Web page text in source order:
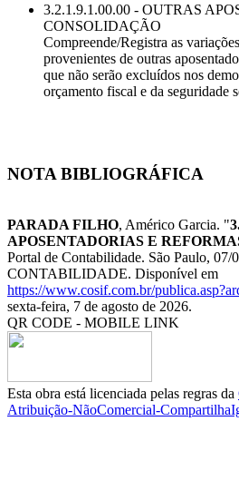
3.2.1.9.1.00.00 - OUTRAS
CONSOLIDAÇÃO
Compreende/Registra as
provenientes de outras
que não serão excluídos nos
orçamento fiscal e da seguridade
NOTA BIBLIOGRÁFICA
PARADA FILHO, Américo Garcia. "
APOSENTADORIAS E
Portal de Contabilidade. São Paulo, 07/
CONTABILIDADE. Disponível em
https://www.cosif.com.br/
sexta-feira, 7 de agosto de 2026.
QR CODE - MOBILE LINK
Esta obra está licenciada pelas regras da
Atribuição-NãoComercial-